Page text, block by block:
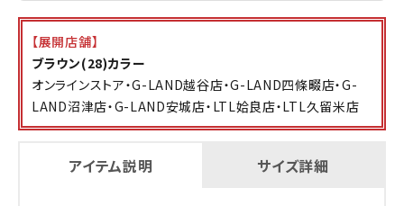
【展開店舗】
ブラウン(28)カラー
オンラインストア・G-LAND越谷店・G-LAND四條畷店・G-
LAND沼津店・G-LAND安城店・LTL姶良店・LTL久留米店
アイテム説明 サイズ詳細